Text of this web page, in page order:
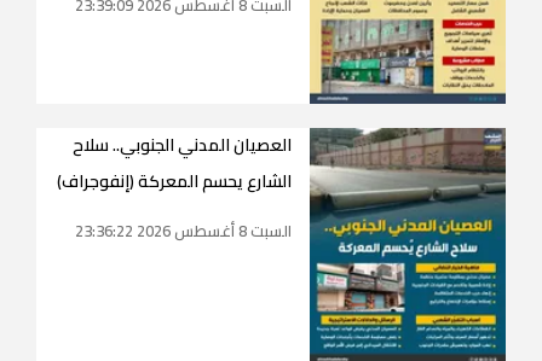
العصيان المدني الجنوبي.. سلاح
الشارع يحسم المعركة (إنفوجراف)
السبت 8 أغسطس 2026 23:36:22